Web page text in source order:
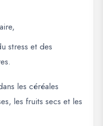
stress et des
les céréales
les fruits secs et les